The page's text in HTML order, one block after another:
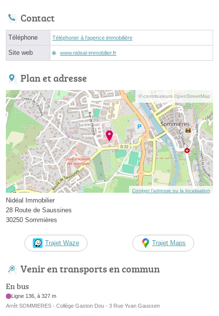
Contact
Téléphone Téléphoner à l'agence immobilière
Site web www.nideal-immobilier.fr
Plan et adresse
© contributeurs OpenStreetMap
Corriger l’adresse ou la localisation
Nidéal Immobilier
28 Route de Saussines
30250 Sommières
Trajet Waze Trajet Maps
Venir en transports en commun
En bus
Ligne 136, à 327 m
Arrêt SOMMIERES - Collège Gaston Dou - 3 Rue Yvan Gaussen